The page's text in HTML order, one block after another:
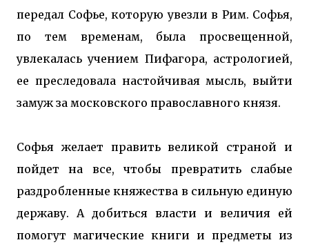
передал Софье, которую увезли в Рим. Софья,
по тем временам, была просвещенной,
увлекалась учением Пифагора, астрологией,
ее преследовала настойчивая мысль, выйти
замуж за московского православного князя.
Софья желает править великой страной и
пойдет на все, чтобы превратить слабые
раздробленные княжества в сильную единую
державу. А добиться власти и величия ей
помогут магические книги и предметы из